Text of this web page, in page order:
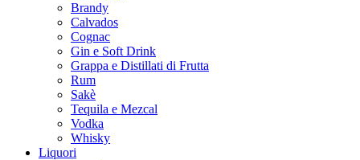
Brandy
Calvados
Cognac
Gin e Soft Drink
Grappa e Distillati di Frutta
Rum
Sakè
Tequila e Mezcal
Vodka
Whisky
Liquori